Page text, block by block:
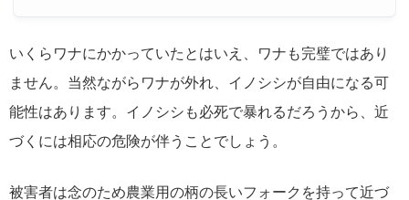
いくらワナにかかっていたとはいえ、ワナも完璧ではあり
ません。当然ながらワナが外れ、イノシシが自由になる可
能性はあります。イノシシも必死で暴れるだろうから、近
づくには相応の危険が伴うことでしょう。
被害者は念のため農業用の柄の長いフォークを持って近づ